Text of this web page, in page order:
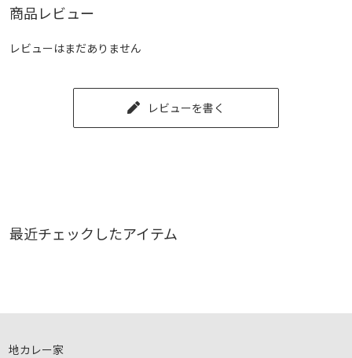
商品レビュー
レビューはまだありません
レビューを書く
最近チェックしたアイテム
地カレー家